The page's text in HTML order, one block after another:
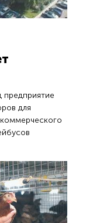
предприятие
для